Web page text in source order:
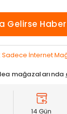
Gelirse
Sadece İnternet
mağazalarında
14 Gün